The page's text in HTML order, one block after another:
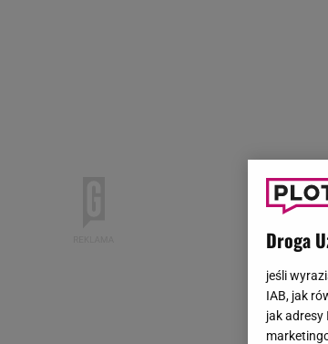
Droga
jeśli
IAB, jak
jak adresy